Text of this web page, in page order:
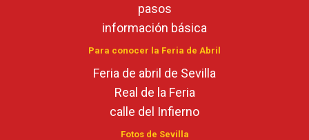
pasos
información básica
Para conocer la Feria de Abril
Feria de abril de Sevilla
Real de la Feria
calle del Infierno
Fotos de Sevilla